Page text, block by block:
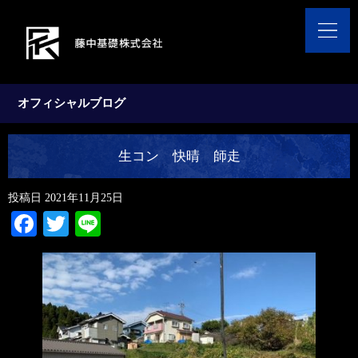
オフィシャルブログ
生コン 快晴 師走
投稿日 2021年11月25日
Facebook
Twitter